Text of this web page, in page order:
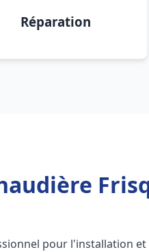
Réparation
pour l'installation